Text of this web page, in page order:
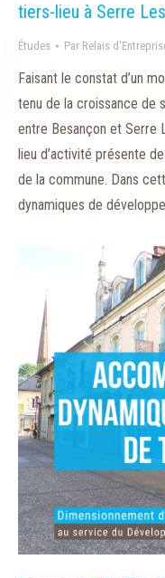
tiers-lieu à Serre
Études Par Relais
Faisant le constat d’un
tenu de la croissance de
entre Besançon et Serre
lieu d’activité présente
de la commune. Dans
dynamiques de